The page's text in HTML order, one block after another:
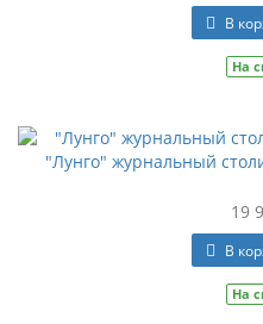
В
На
"Лунго" журнальный
19
В
На